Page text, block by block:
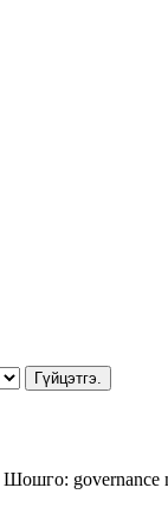
Гүйцэтгэ.
Шошго: governance